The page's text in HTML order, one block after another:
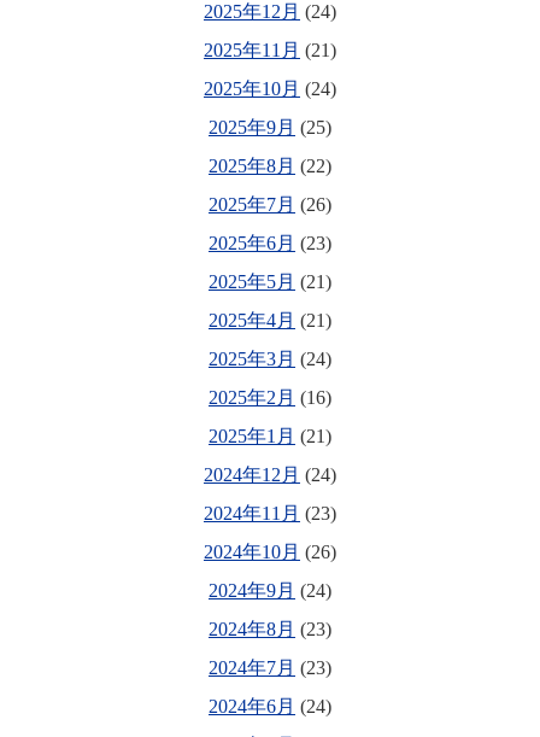
2025年12月 (24)
2025年11月 (21)
2025年10月 (24)
2025年9月 (25)
2025年8月 (22)
2025年7月 (26)
2025年6月 (23)
2025年5月 (21)
2025年4月 (21)
2025年3月 (24)
2025年2月 (16)
2025年1月 (21)
2024年12月 (24)
2024年11月 (23)
2024年10月 (26)
2024年9月 (24)
2024年8月 (23)
2024年7月 (23)
2024年6月 (24)